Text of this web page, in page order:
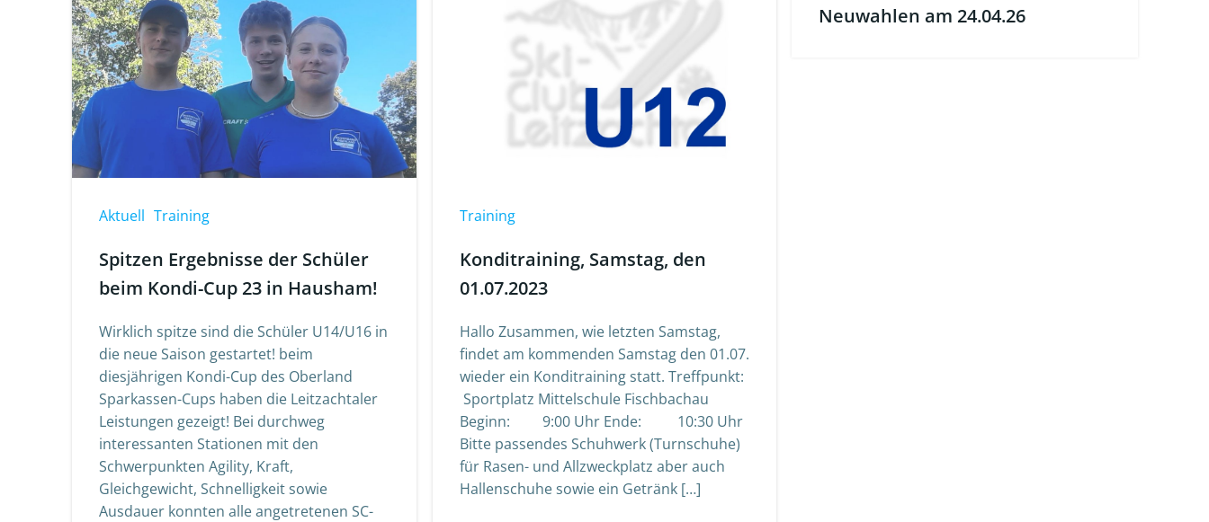
Aktuell Training
Spitzen Ergebnisse der Schüler
beim Kondi-Cup 23 in Hausham!
Wirklich spitze sind die Schüler U14/U16 in
die neue Saison gestartet! beim
diesjährigen Kondi-Cup des Oberland
Sparkassen-Cups haben die Leitzachtaler
Leistungen gezeigt! Bei durchweg
interessanten Stationen mit den
Schwerpunkten Agility, Kraft,
Gleichgewicht, Schnelligkeit sowie
Ausdauer konnten alle angetretenen SC-
Training
Konditraining, Samstag, den
01.07.2023
Hallo Zusammen, wie letzten Samstag,
findet am kommenden Samstag den 01.07.
wieder ein Konditraining statt. Treffpunkt:
Sportplatz Mittelschule Fischbachau
Beginn: 9:00 Uhr Ende: 10:30 Uhr
Bitte passendes Schuhwerk (Turnschuhe)
für Rasen- und Allzweckplatz aber auch
Hallenschuhe sowie ein Getränk […]
Neuwahlen am 24.04.26